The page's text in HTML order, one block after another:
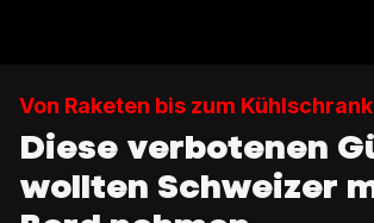
Von Raketen bis zum Kühlschrank
Diese verbotenen
wollten Schweizer